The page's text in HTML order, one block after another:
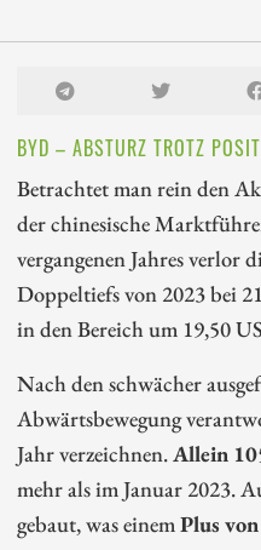
BYD – ABSTURZ TROTZ
Betrachtet man rein den
der chinesische
vergangenen Jahres verlor
Doppeltiefs von 2023 bei
in den Bereich um 19,50
Nach den schwächer
Abwärtsbewegung
Jahr verzeichnen.Allein
mehr als im Januar 2023.
gebaut, was einemPlus